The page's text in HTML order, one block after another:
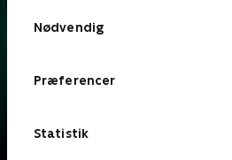
Nødvendig
Præferencer
Statistik